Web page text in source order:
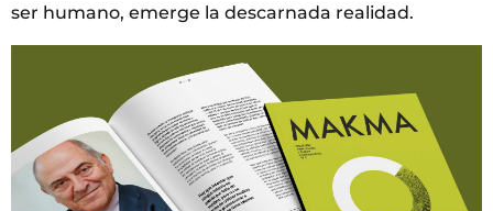
ser humano, emerge la descarnada realidad.